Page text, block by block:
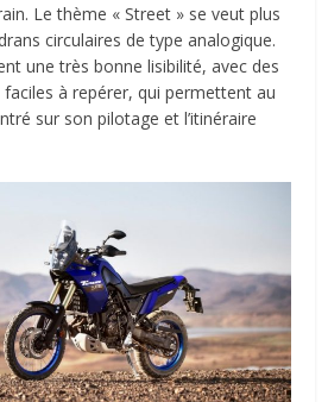
Le thème « Street » se veut plus
circulaires de type analogique.
une très bonne lisibilité, avec des
à repérer, qui permettent au
sur son pilotage et l’itinéraire